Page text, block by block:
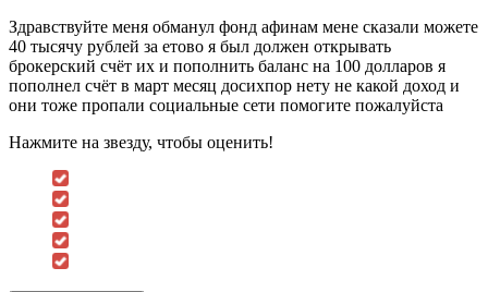
Здравствуйте меня обманул фонд афинам мене сказали можете
40 тысячу рублей за етово я был должен открывать
брокерский счёт их и пополнить баланс на 100 долларов я
пополнел счёт в март месяц досихпор нету не какой доход и
они тоже пропали социальные сети помогите пожалуйста
Нажмите на звезду, чтобы оценить!